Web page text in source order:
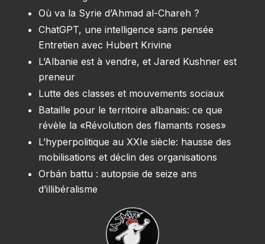
Où va la Syrie d’Ahmad al-Chareh ?
ChatGPT, une intelligence sans pensée
Entretien avec Hubert Krivine
L’Albanie est à vendre, et Jared Kushner est
preneur
Lutte des classes et mouvements sociaux
Bataille pour le territoire albanais: ce que
révèle la «Révolution des flamants roses»
L’hyperpolitique au XXIe siècle: hausse des
mobilisations et déclin des organisations
Orbán battu : autopsie de seize ans
d’illibéralisme